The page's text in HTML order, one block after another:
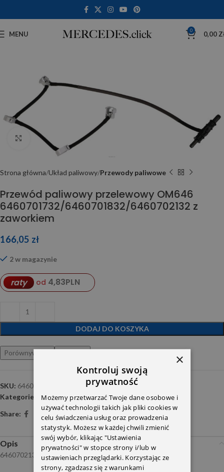
MENU 0 0,00
Click to enlarge
Strona główna Układ paliwowy Przewody paliwowe
Przewód paliwowy przelewowy OM646
6460701732/6460701832/6460702132 z
zaworkiem
166,05 zł
2 w magazynie
raty od 4,83PLN
DODAJ DO KOSZYKA
Porównywarka
SKU: 6460702132 GATES
Kategorie:
Przewody paliwowe, Układ wtryskowy
Share:
Opis
6460702132 Gates
×
Kontroluj swoją
prywatność
Możemy przetwarzać Twoje dane osobowe i
używać technologii takich jak pliki cookies w
celu świadczenia usług oraz prowadzenia
statystyk. Możesz w każdej chwili zmienić
swój wybór, klikając "Ustawienia
prywatności" w stopce strony i/lub w
ustawieniach przeglądarki. Korzystając ze
strony, zgadzasz się z warunkami